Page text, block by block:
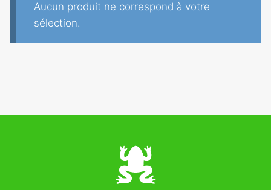
Aucun produit ne correspond à votre
sélection.